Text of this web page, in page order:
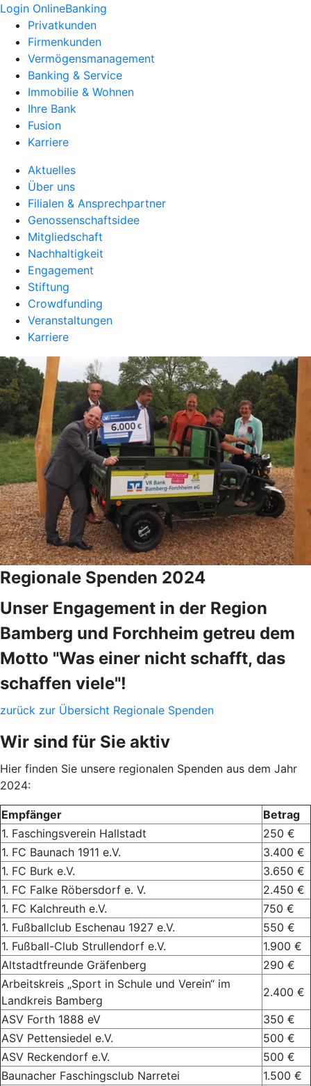
Login OnlineBanking
Privatkunden
Firmenkunden
Vermögensmanagement
Banking & Service
Immobilie & Wohnen
Ihre Bank
Fusion
Karriere
Aktuelles
Über uns
Filialen & Ansprechpartner
Genossenschaftsidee
Mitgliedschaft
Nachhaltigkeit
Engagement
Stiftung
Crowdfunding
Veranstaltungen
Karriere
Regionale Spenden 2024
Unser Engagement in der Region
Bamberg und Forchheim getreu dem
Motto "Was einer nicht schafft, das
schaffen viele"!
zurück zur Übersicht Regionale Spenden
Wir sind für Sie aktiv
Hier finden Sie unsere regionalen Spenden aus dem Jahr
2024:
Empfänger
Betrag
1. Faschingsverein Hallstadt
250 €
1. FC Baunach 1911 e.V.
3.400 €
1. FC Burk e.V.
3.650 €
1. FC Falke Röbersdorf e. V.
2.450 €
1. FC Kalchreuth e.V.
750 €
1. Fußballclub Eschenau 1927 e.V.
550 €
1. Fußball-Club Strullendorf e.V.
1.900 €
Altstadtfreunde Gräfenberg
290 €
Arbeitskreis „Sport in Schule und Verein“ im
Landkreis Bamberg
2.400 €
ASV Forth 1888 eV
350 €
ASV Pettensiedel e.V.
500 €
ASV Reckendorf e.V.
500 €
Baunacher Faschingsclub Narretei
1.500 €